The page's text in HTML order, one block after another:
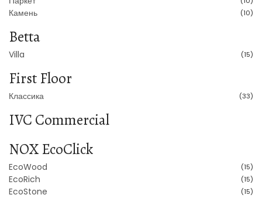
Камень (10)
Betta
Villa (15)
First Floor
Классика (33)
IVC Commercial
NOX EcoClick
EcoWood (15)
EcoRich (15)
EcoStone (15)